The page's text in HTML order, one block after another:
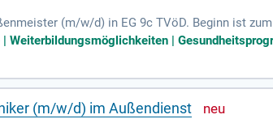
(m/w/d) in EG 9c TVöD. Beginn ist
und Instandsetzungsarbeiten sowie
Aufgaben der Meisterei. Eine
Wegebau sind Voraussetzung. Nutzen Sie
Bewerben Sie sich jetzt!
|
(m/w/d) im Außendienst